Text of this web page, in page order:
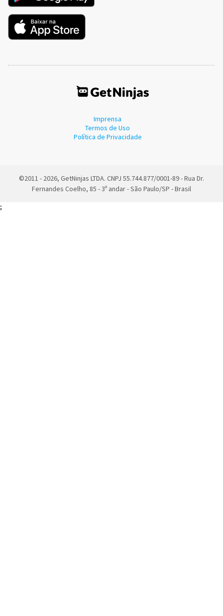
Imprensa
Termos de Uso
Política de Privacidade
©2011 - 2026, GetNinjas LTDA. CNPJ 55.744.877/0001-89 - Rua Dr.
Fernandes Coelho, 85 - 3º andar - São Paulo/SP - Brasil
;